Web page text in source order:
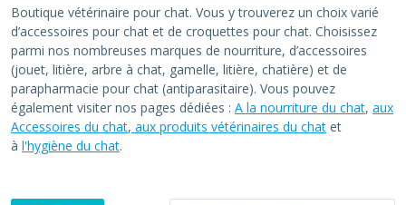
Boutique vétérinaire pour chat. Vous y trouverez un choix varié
d’accessoires pour chat et de croquettes pour chat. Choisissez
parmi nos nombreuses marques de nourriture, d’accessoires
(jouet, litière, arbre à chat, gamelle, litière, chatière) et de
parapharmacie pour chat (antiparasitaire). Vous pouvez
également visiter nos pages dédiées : A la nourriture du chat, aux
Accessoires du chat, aux produits vétérinaires du chat et
à l'hygiène du chat.